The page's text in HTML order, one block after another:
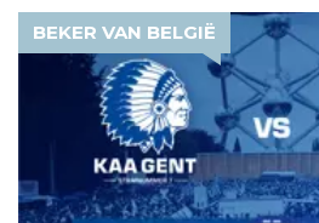
BEKER VAN BELGIË